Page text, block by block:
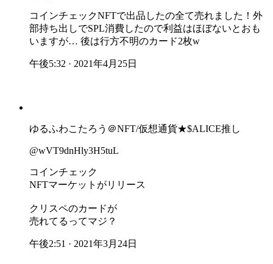
コインチェックNFTで出品したの全て売れました！外
部持ち出しでSPL消費したので利益はほぼないとおも
いますが… 後は行方不明のカード2枚w
午後5:32 · 2021年4月25日
ゆるふわこたろう＠NFT/仮想通貨★$ALICE推し
@wVT9dnHly3H5tuL
コインチェック
NFTマーケットがリリース
クリスペのカードが
売れてるってマジ？
午後2:51 · 2021年3月24日